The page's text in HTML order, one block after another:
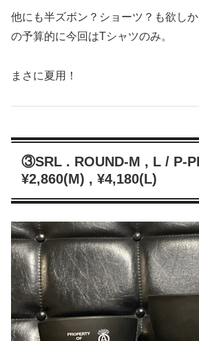
他にも半ズボン？ショーツ？も欲し
の予算的に今回はTシャツのみ。
まさに夏用！
③SRL . ROUND-M , L / P-
¥2,860(M) , ¥4,180(L)